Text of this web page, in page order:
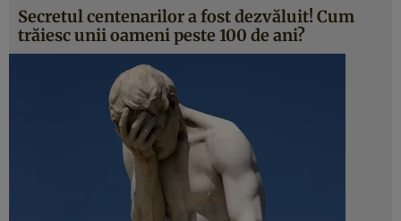
Secretul centenarilor a fost dezvăluit! Cum
trăiesc unii oameni peste 100 de ani?